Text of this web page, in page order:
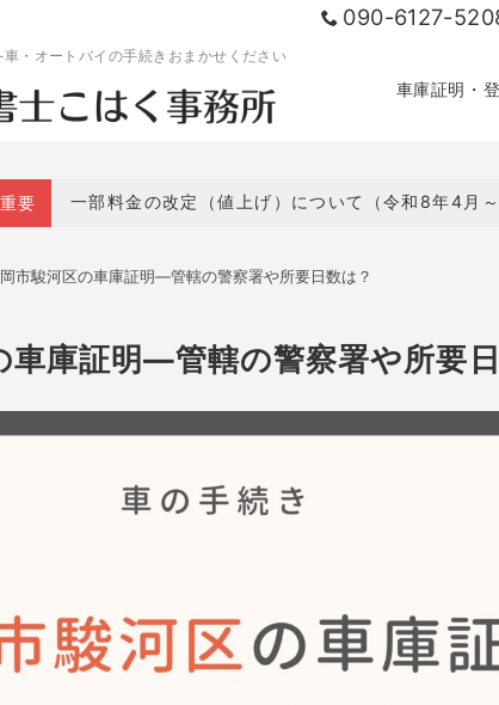
090-6127-
・オートバイの手続きおまかせください
車庫証明・
重要 一部料金の改定（値上げ）について（令和8年4月～
市駿河区の車庫証明―管轄の警察署や所要日数は？
車庫証明―管轄の警察署や所要